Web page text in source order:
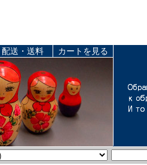
配送・送料 カートを見る